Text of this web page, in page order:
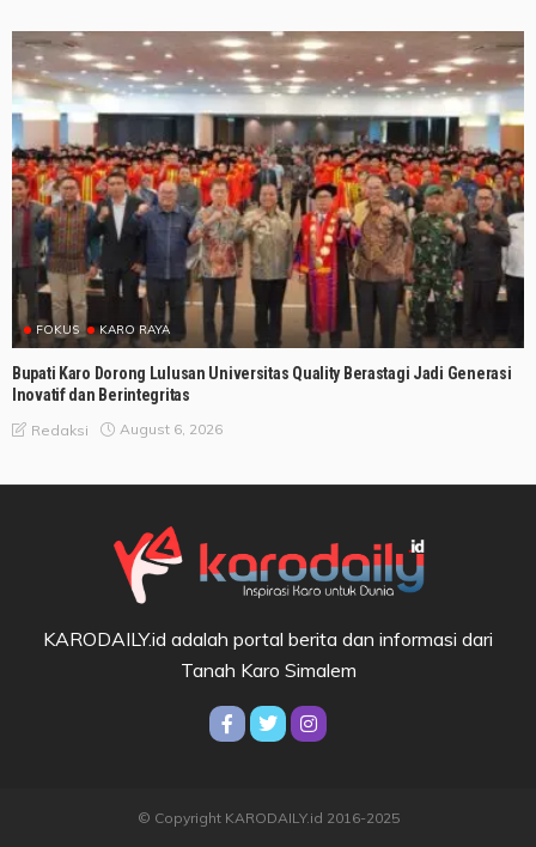
FOKUS KARO RAYA
Bupati Karo Dorong Lulusan Universitas Quality Berastagi Jadi Generasi
Inovatif dan Berintegritas
Redaksi August 6, 2026
KARODAILY.id adalah portal berita dan informasi dari
Tanah Karo Simalem
© Copyright KARODAILY.id 2016-2025